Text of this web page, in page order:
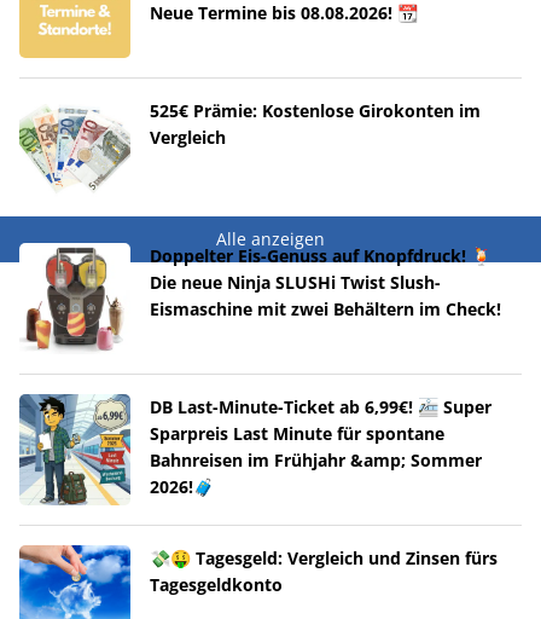
Neue Termine bis 08.08.2026! 📆
525€ Prämie: Kostenlose Girokonten im
Vergleich
Alle anzeigen
Doppelter Eis-Genuss auf Knopfdruck! 🍹
Die neue Ninja SLUSHi Twist Slush-
Eismaschine mit zwei Behältern im Check!
DB Last-Minute-Ticket ab 6,99€! 🚈 Super
Sparpreis Last Minute für spontane
Bahnreisen im Frühjahr &amp; Sommer
2026!🧳
💸🤑 Tagesgeld: Vergleich und Zinsen fürs
Tagesgeldkonto